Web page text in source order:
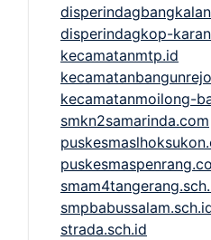
disperindagkop-
kecamatanmtp.id
kecamatanmoilong-
smkn2samarinda.com
strada.sch.id